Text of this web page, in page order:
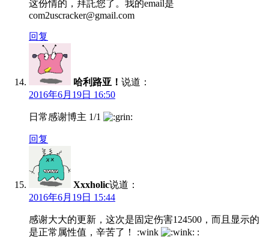
这份情的，拜託您了。我的email是
com2uscracker@gmail.com
回复
哈利路亚！ 说道：
2016年6月19日 16:50
日常感谢博主 1/1
回复
Xxxholic说道：
2016年6月19日 15:44
感谢大大的更新，这次是固定伤害124500，而且显示的
是正常属性值，辛苦了！ :wink
: